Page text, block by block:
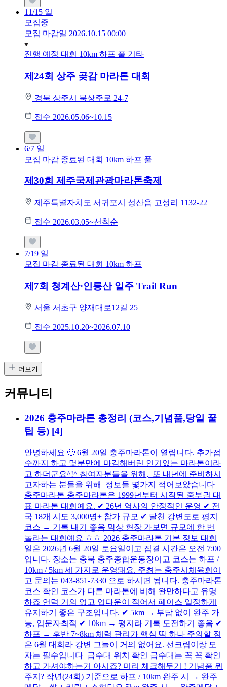
11/15 일
모집중
모집 마감일 2026.10.15 00:00
진행 예정 대회 10km 하프 풀 기타
제24회 상주 곶감 마라톤 대회
경북 상주시 북상주로 24-7
접수 2026.05.06~10.15
6/7 일
모집 마감 종료된 대회 10km 하프 풀
제30회 제주국제관광마라톤축제
제주특별자치도 서귀포시 성산읍 고성리 1132-22
접수 2026.03.05~선착순
7/19 일
모집 마감 종료된 대회 10km 하프
제7회 청계산·인릉산 일주 Trail Run
서울 서초구 양재대로12길 25
접수 2025.10.20~2026.07.10
더보기
커뮤니티
2026 충주마라톤 총정리 (코스,기념품,당일 꿀
팁 등) [4]
안녕하세요 🙂 6월 20일 충주마라톤이 열립니다. 추가접
수까지 하고 몇분만에 마감해버린 인기있는 마라톤이라
고 하더군요^!^ 참여자분들을 위해, 또 내년에 준비하시
고자하는 분들을 위해 정보들 몇가지 적어보았습니다
충주마라톤 충주마라톤은 1999년부터 시작된 중부권 대
표 마라톤 대회예요. ✔ 26년 역사의 안정적인 운영 ✔ 전
국 18개 시도 3,000명+ 참가 규모 ✔ 달천 강변도로 평지
코스 → 기록 내기 좋음 막상 현장 가보면 규모에 한 번
놀라는 대회예요 ㅎㅎ 2026 충주마라톤 기본 정보 대회
일은 2026년 6월 20일 토요일이고 집결 시간은 오전 7:00
입니다. 장소는 충북 충주종합운동장이고 코스는 하프 /
10km / 5km 세 가지로 운영돼요. 주최는 충주시체육회이
고 문의는 043-851-7330 으로 하시면 됩니다. 충주마라톤
코스 확인 코스가 다른 마라톤에 비해 완만하다고 유명
하죠 언덕 거의 없고 업다운이 적어서 페이스 일정하게
유지하기 좋은 구조입니다. ✔ 5km → 부담 없이 완주 가
능, 입문자최적 ✔ 10km → 평지라 기록 도전하기 좋음 ✔
하프 → 후반 7~8km 체력 관리가 핵심 딱 하나 주의할 점
은 6월 대회라 강변 그늘이 거의 없어요. 선크림이랑 모
자는 필수입니다 급수대 위치 확인 급수대는 꼭 꼭 확인
하고 가셔야하는거 아시죠? 미리 체크해두기 ! 기념품 뭐
주지? 작년(24회) 기준으로 하프 / 10km 완주 시 → 완주